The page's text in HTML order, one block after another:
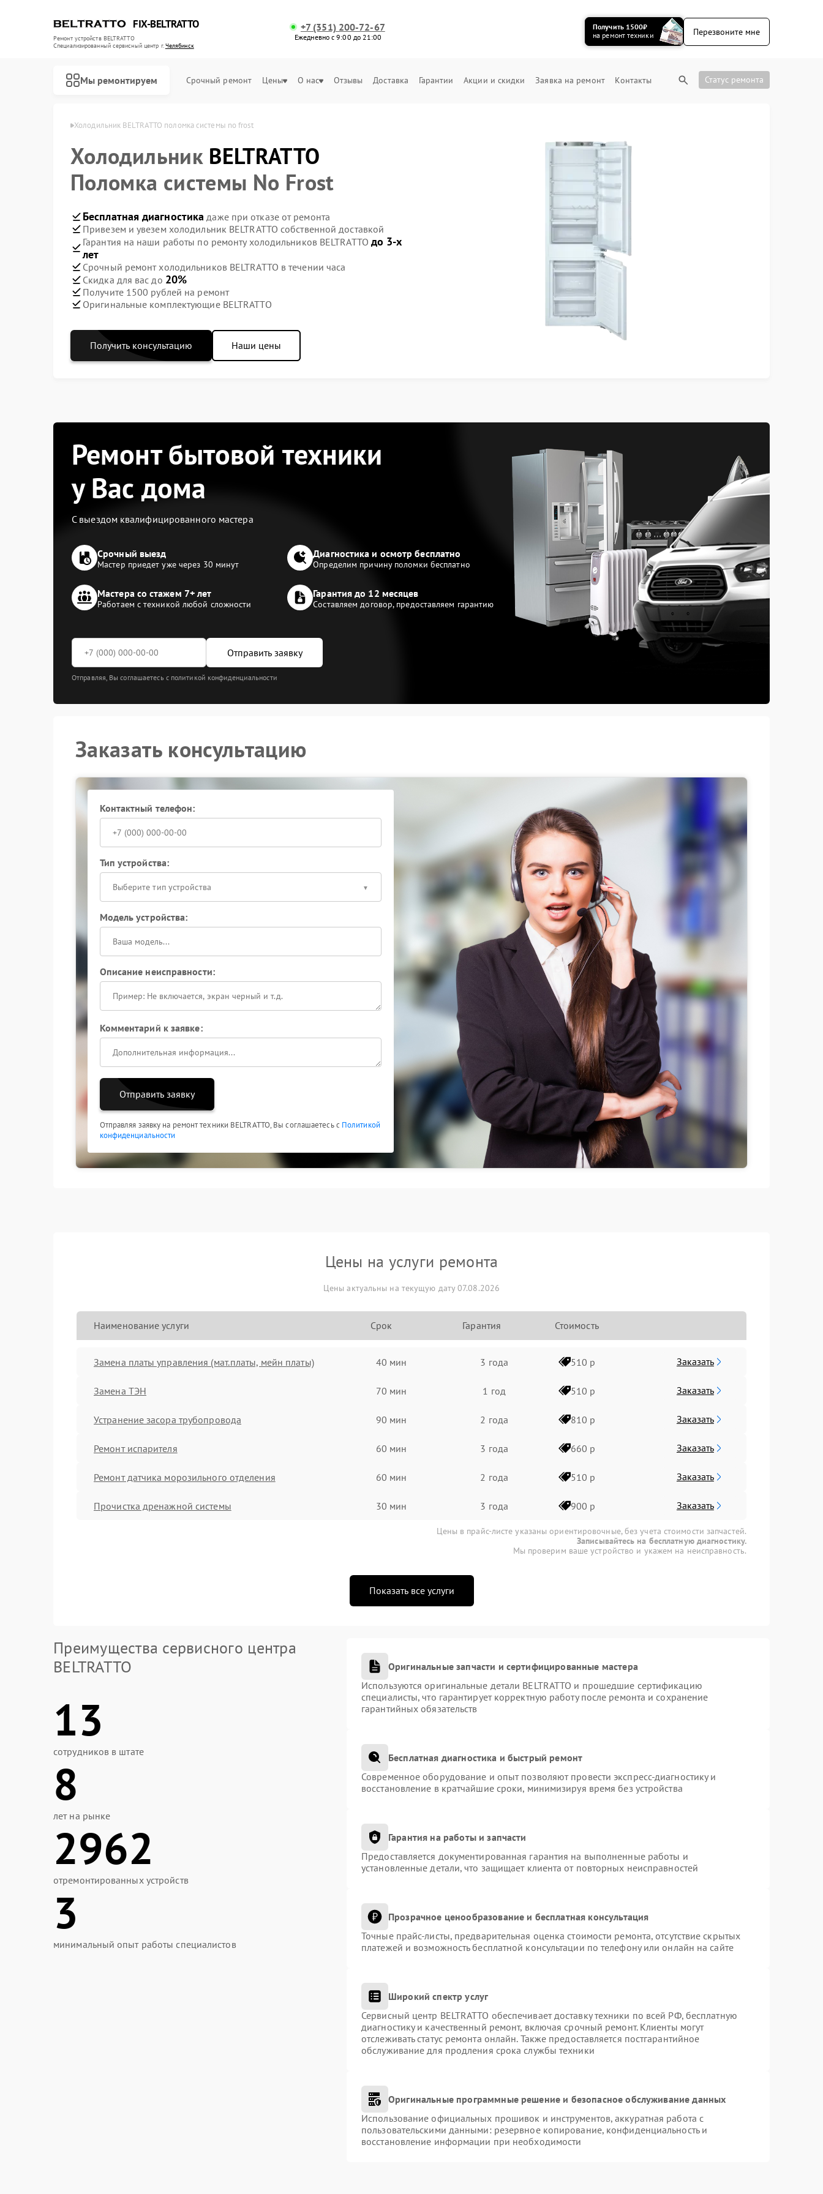
FIX-BELTRATTO
Ремонт устройств BELTRATTO
Специализированный cервисный центр г.Челябинск
+7 (351) 200-72-67
Ежедневно с 9:00 до 21:00
Получить 1500₽
на ремонт техники
Перезвоните мне
Мы ремонтируем Срочный ремонт Цены О нас Отзывы Доставка Гарантии Акции и скидки Заявка на ремонт Контакты Статус ремонта
в Челябинске Холодильник BELTRATTO поломка системы no frost
Холодильник BELTRATTO
Поломка системы No Frost
Бесплатная диагностика даже при отказе от ремонта
Привезем и увезем холодильник BELTRATTO собственной доставкой
Гарантия на наши работы по ремонту холодильников BELTRATTO до 3-х
лет
Срочный ремонт холодильников BELTRATTO в течении часа
Скидка для вас до 20%
Получите 1500 рублей на ремонт
Оригинальные комплектующие BELTRATTO
Получить консультацию Наши цены
Ремонт бытовой техники
у Вас дома
С выездом квалифицированного мастера
Срочный выезд
Мастер приедет уже через 30 минут
Диагностика и осмотр бесплатно
Определим причину поломки бесплатно
Мастера со стажем 7+ лет
Работаем с техникой любой сложности
Гарантия до 12 месяцев
Составляем договор, предоставляем гарантию
Отправить заявку
Отправляя, Вы соглашаетесь с политикой конфиденциальности
Заказать консультацию
Контактный телефон:
Тип устройства:
Выберите тип устройства
Модель устройства:
Описание неисправности:
Комментарий к заявке:
Отправить заявку
Отправляя заявку на ремонт техники BELTRATTO, Вы соглашаетесь с Политикой
конфиденциальности
Цены на услуги ремонта
Цены актуальны на текущую дату 07.08.2026
Наименование услуги Срок Гарантия Стоимость
Замена платы управления (мат.платы, мейн платы) 40 мин 3 года 510 р Заказать
Замена ТЭН 70 мин 1 год 510 р Заказать
Устранение засора трубопровода 90 мин 2 года 810 р Заказать
Ремонт испарителя 60 мин 3 года 660 р Заказать
Ремонт датчика морозильного отделения 60 мин 2 года 510 р Заказать
Прочистка дренажной системы 30 мин 3 года 900 р Заказать
Цены в прайс-листе указаны ориентировочные, без учета стоимости запчастей.
Записывайтесь на бесплатную диагностику.
Мы проверим ваше устройство и укажем на неисправность.
Показать все услуги
Преимущества сервисного центра
BELTRATTO
13
сотрудников в штате
8
лет на рынке
2962
отремонтированных устройств
3
минимальный опыт работы специалистов
Оригинальные запчасти и сертифицированные мастера
Используются оригинальные детали BELTRATTO и прошедшие сертификацию
специалисты, что гарантирует корректную работу после ремонта и сохранение
гарантийных обязательств
Бесплатная диагностика и быстрый ремонт
Современное оборудование и опыт позволяют провести экспресс-диагностику и
восстановление в кратчайшие сроки, минимизируя время без устройства
Гарантия на работы и запчасти
Предоставляется документированная гарантия на выполненные работы и
установленные детали, что защищает клиента от повторных неисправностей
Прозрачное ценообразование и бесплатная консультация
Точные прайс-листы, предварительная оценка стоимости ремонта, отсутствие скрытых
платежей и возможность бесплатной консультации по телефону или онлайн на сайте
Широкий спектр услуг
Сервисный центр BELTRATTO обеспечивает доставку техники по всей РФ, бесплатную
диагностику и качественный ремонт, включая срочный ремонт. Клиенты могут
отслеживать статус ремонта онлайн. Также предоставляется постгарантийное
обслуживание для продления срока службы техники
Оригинальные программные решение и безопасное обслуживание данных
Использование официальных прошивок и инструментов, аккуратная работа с
пользовательскими данными: резервное копирование, конфиденциальность и
восстановление информации при необходимости